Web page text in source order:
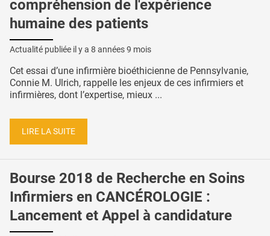
compréhension de l'expérience
humaine des patients
Actualité publiée il y a 8 années 9 mois
Cet essai d’une infirmière bioéthicienne de Pennsylvanie,
Connie M. Ulrich, rappelle les enjeux de ces infirmiers et
infirmières, dont l’expertise, mieux ...
LIRE LA SUITE
Bourse 2018 de Recherche en Soins
Infirmiers en CANCÉROLOGIE :
Lancement et Appel à candidature